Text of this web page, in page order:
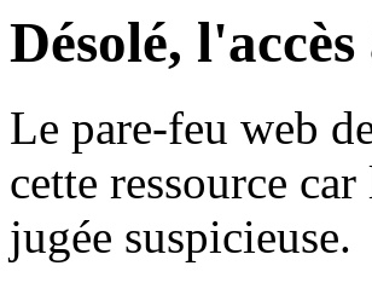
Désolé,
Le pare-feu web
cette ressource
jugée suspicieuse.